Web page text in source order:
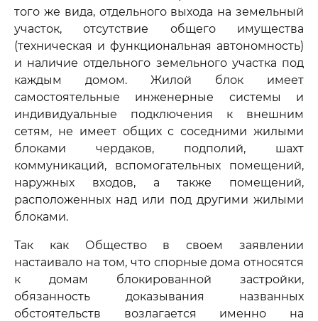
того же вида, отдельного выхода на земельный
участок, отсутствие общего имущества
(техническая и функциональная автономность)
и наличие отдельного земельного участка под
каждым домом. Жилой блок имеет
самостоятельные инженерные системы и
индивидуальные подключения к внешним
сетям, не имеет общих с соседними жилыми
блоками чердаков, подполий, шахт
коммуникаций, вспомогательных помещений,
наружных входов, а также помещений,
расположенных над или под другими жилыми
блоками.
Так как Общество в своем заявлении
настаивало на том, что спорные дома относятся
к домам блокированной застройки,
обязанность доказывания названных
обстоятельств возлагается именно на